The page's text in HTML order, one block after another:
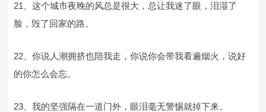
21、这个城市夜晚的风总是很大，总让我迷了眼，泪湿了
脸，毁了回家的路。
22、你说人潮拥挤也陪我走，你说你会带我看遍烟火，说好
的你怎么会忘。
23、我的坚强隔在一道门外，眼泪毫无警惕就掉下来。